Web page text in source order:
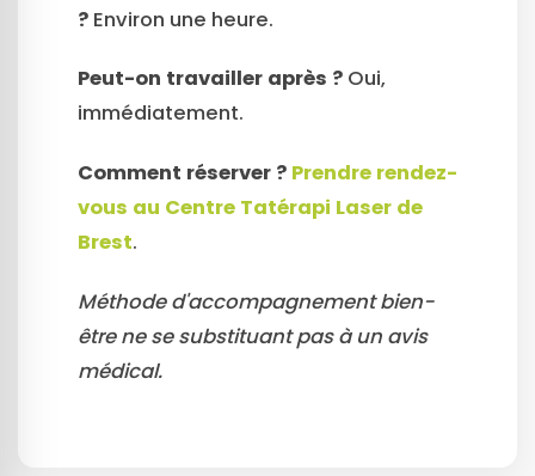
? Environ une heure.
Peut-on travailler après ? Oui,
immédiatement.
Comment réserver ? Prendre rendez-
vous au Centre Tatérapi Laser de
Brest.
Méthode d'accompagnement bien-
être ne se substituant pas à un avis
médical.